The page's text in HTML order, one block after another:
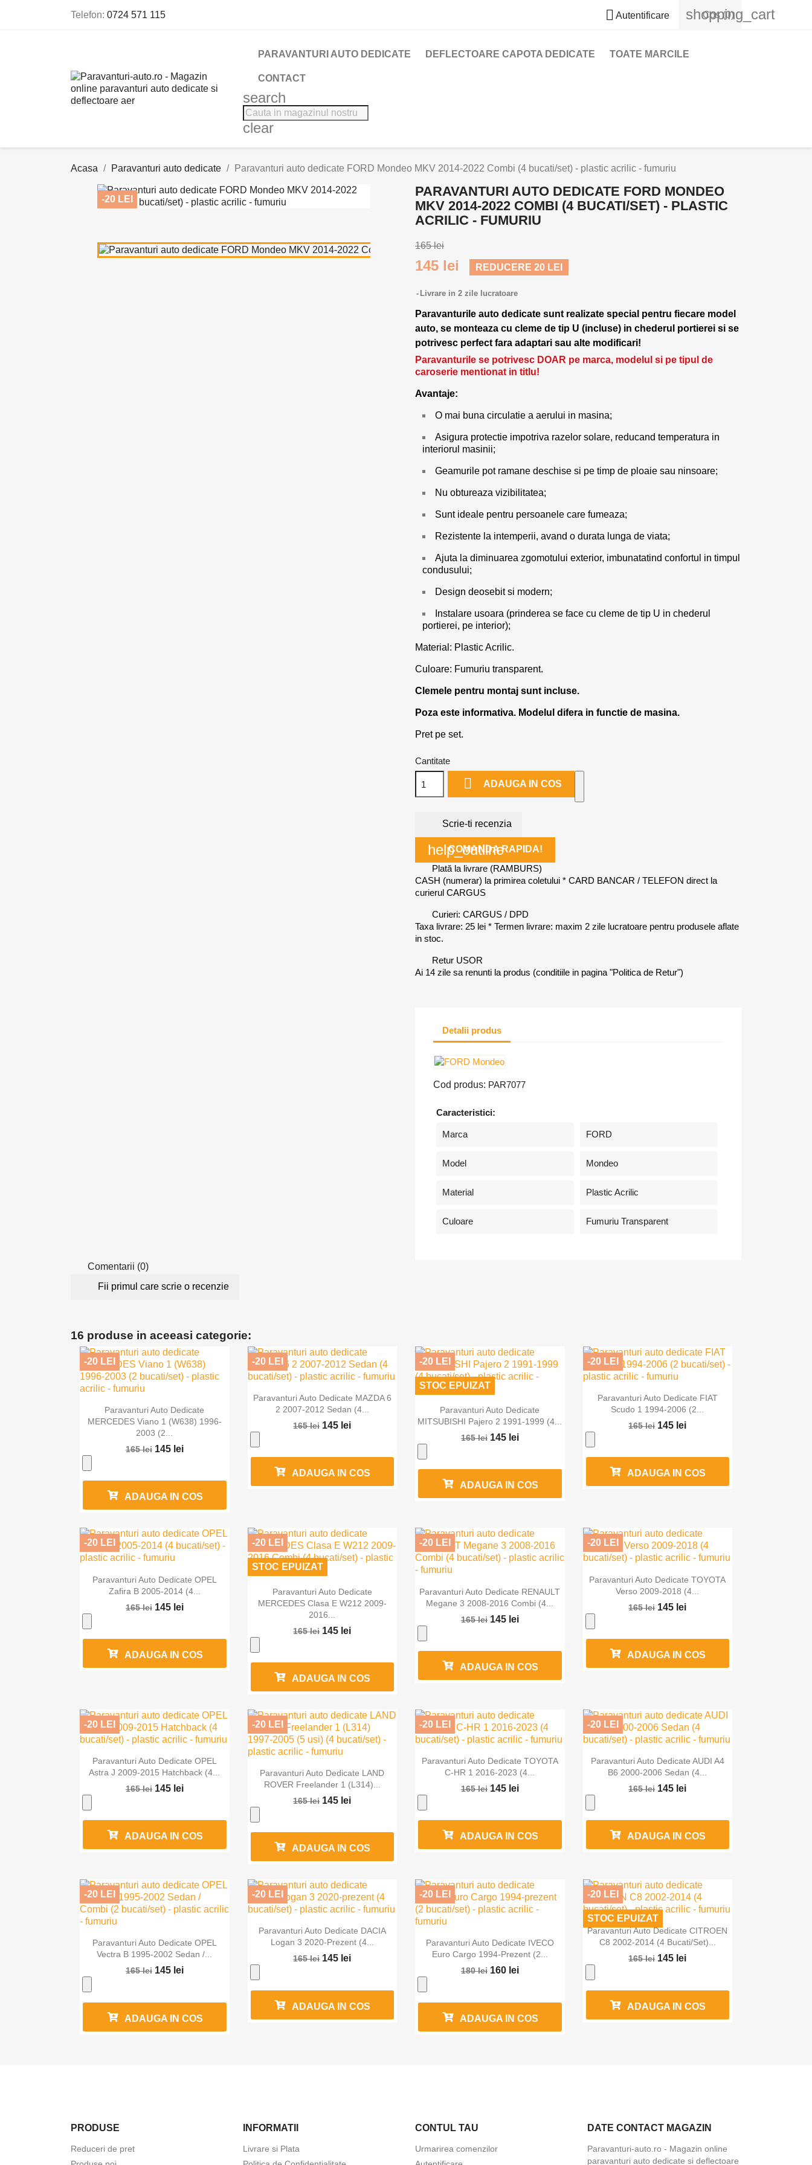
Telefon: 0724 571 115  Autentificare shopping_cart
Cos (0)
PARAVANTURI AUTO DEDICATE DEFLECTOARE CAPOTA DEDICATE TOATE MARCILE
CONTACT
search
clear
Acasa Paravanturi auto dedicate Paravanturi auto dedicate FORD Mondeo MKV 2014-2022 Combi (4 bucati/set) - plastic acrilic - fumuriu
-20 LEI
PARAVANTURI AUTO DEDICATE FORD MONDEO
MKV 2014-2022 COMBI (4 BUCATI/SET) - PLASTIC
ACRILIC - FUMURIU
165 lei
145 lei REDUCERE 20 LEI
Livrare in 2 zile lucratoare
Paravanturile auto dedicate sunt realizate special pentru fiecare model
auto, se monteaza cu cleme de tip U (incluse) in chederul portierei si se
potrivesc perfect fara adaptari sau alte modificari!
Paravanturile se potrivesc DOAR pe marca, modelul si pe tipul de
caroserie mentionat in titlu!
Avantaje:
O mai buna circulatie a aerului in masina;
Asigura protectie impotriva razelor solare, reducand temperatura in
interiorul masinii;
Geamurile pot ramane deschise si pe timp de ploaie sau ninsoare;
Nu obtureaza vizibilitatea;
Sunt ideale pentru persoanele care fumeaza;
Rezistente la intemperii, avand o durata lunga de viata;
Ajuta la diminuarea zgomotului exterior, imbunatatind confortul in timpul
condusului;
Design deosebit si modern;
Instalare usoara (prinderea se face cu cleme de tip U in chederul
portierei, pe interior);
Material: Plastic Acrilic.
Culoare: Fumuriu transparent.
Clemele pentru montaj sunt incluse.
Poza este informativa. Modelul difera in functie de masina.
Pret pe set.
Cantitate
 ADAUGA IN COS
Scrie-ti recenzia
help_outline
COMANDA RAPIDA!
Plată la livrare (RAMBURS)
CASH (numerar) la primirea coletului * CARD BANCAR / TELEFON direct la
curierul CARGUS
Curieri: CARGUS / DPD
Taxa livrare: 25 lei * Termen livrare: maxim 2 zile lucratoare pentru produsele aflate
in stoc.
Retur USOR
Ai 14 zile sa renunti la produs (conditiile in pagina "Politica de Retur")
Detalii produs
Cod produs: PAR7077
Caracteristici:
Marca FORD
Model Mondeo
Material Plastic Acrilic
Culoare Fumuriu Transparent
Comentarii (0)
Fii primul care scrie o recenzie
16 produse in aceeasi categorie:
 Vizualizare rapida
Paravanturi Auto Dedicate
MERCEDES Viano 1 (W638) 1996-
2003 (2...
165 lei 145 lei
-20 LEI
ADAUGA IN COS
 Vizualizare rapida
Paravanturi Auto Dedicate MAZDA 6
2 2007-2012 Sedan (4...
165 lei 145 lei
-20 LEI
ADAUGA IN COS
 Vizualizare rapida
Paravanturi Auto Dedicate
MITSUBISHI Pajero 2 1991-1999 (4...
165 lei 145 lei
-20 LEI
STOC EPUIZAT
ADAUGA IN COS
 Vizualizare rapida
Paravanturi Auto Dedicate FIAT
Scudo 1 1994-2006 (2...
165 lei 145 lei
-20 LEI
ADAUGA IN COS
 Vizualizare rapida
Paravanturi Auto Dedicate OPEL
Zafira B 2005-2014 (4...
165 lei 145 lei
-20 LEI
ADAUGA IN COS
 Vizualizare rapida
Paravanturi Auto Dedicate
MERCEDES Clasa E W212 2009-
2016...
165 lei 145 lei
-20 LEI
STOC EPUIZAT
ADAUGA IN COS
 Vizualizare rapida
Paravanturi Auto Dedicate RENAULT
Megane 3 2008-2016 Combi (4...
165 lei 145 lei
-20 LEI
ADAUGA IN COS
 Vizualizare rapida
Paravanturi Auto Dedicate TOYOTA
Verso 2009-2018 (4...
165 lei 145 lei
-20 LEI
ADAUGA IN COS
 Vizualizare rapida
Paravanturi Auto Dedicate OPEL
Astra J 2009-2015 Hatchback (4...
165 lei 145 lei
-20 LEI
ADAUGA IN COS
 Vizualizare rapida
Paravanturi Auto Dedicate LAND
ROVER Freelander 1 (L314)...
165 lei 145 lei
-20 LEI
ADAUGA IN COS
 Vizualizare rapida
Paravanturi Auto Dedicate TOYOTA
C-HR 1 2016-2023 (4...
165 lei 145 lei
-20 LEI
ADAUGA IN COS
 Vizualizare rapida
Paravanturi Auto Dedicate AUDI A4
B6 2000-2006 Sedan (4...
165 lei 145 lei
-20 LEI
ADAUGA IN COS
 Vizualizare rapida
Paravanturi Auto Dedicate OPEL
Vectra B 1995-2002 Sedan /...
165 lei 145 lei
-20 LEI
ADAUGA IN COS
 Vizualizare rapida
Paravanturi Auto Dedicate DACIA
Logan 3 2020-Prezent (4...
165 lei 145 lei
-20 LEI
ADAUGA IN COS
 Vizualizare rapida
Paravanturi Auto Dedicate IVECO
Euro Cargo 1994-Prezent (2...
180 lei 160 lei
-20 LEI
ADAUGA IN COS
 Vizualizare rapida
Paravanturi Auto Dedicate CITROEN
C8 2002-2014 (4 Bucati/set)...
165 lei 145 lei
-20 LEI
STOC EPUIZAT
ADAUGA IN COS
PRODUSE
Reduceri de pret
INFORMATII
Livrare si Plata
CONTUL TAU
Urmarirea comenzilor
DATE CONTACT MAGAZIN
Paravanturi-auto.ro - Magazin online
paravanturi auto dedicate si deflectoare